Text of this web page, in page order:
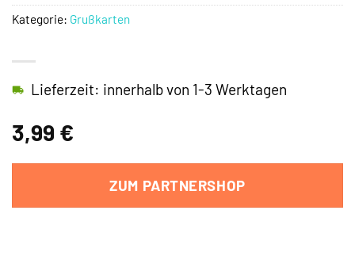
3,99 €
Lieferzeit: innerhalb von 1-3 Werktagen
ZUM PARTNERSHOP
Kategorie: Grußkarten